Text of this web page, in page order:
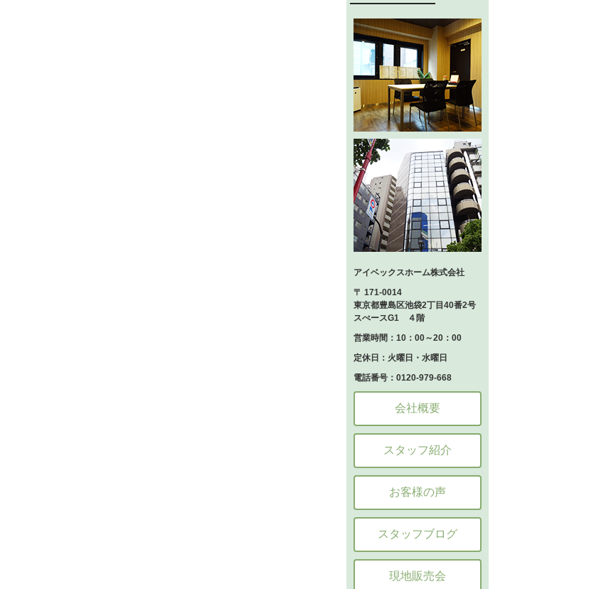
アイベックスホーム株式会社
〒 171-0014
東京都豊島区池袋2丁目40番2号
スぺースG1 ４階
営業時間：10：00～20：00
定休日：火曜日・水曜日
電話番号：0120-979-668
会社概要
スタッフ紹介
お客様の声
スタッフブログ
現地販売会